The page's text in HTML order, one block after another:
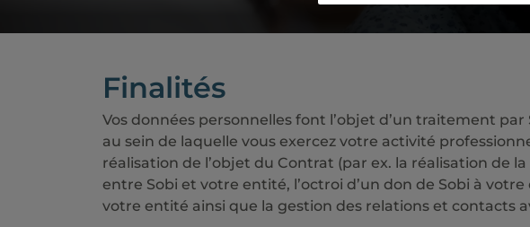
Finalités
Vos données personnelles font l’objet d’un traitement
au sein de laquelle vous exercez votre activité
réalisation de l’objet du Contrat (par ex. la réalisation de
entre Sobi et votre entité, l’octroi d’un don de Sobi à
votre entité ainsi que la gestion des relations et contacts